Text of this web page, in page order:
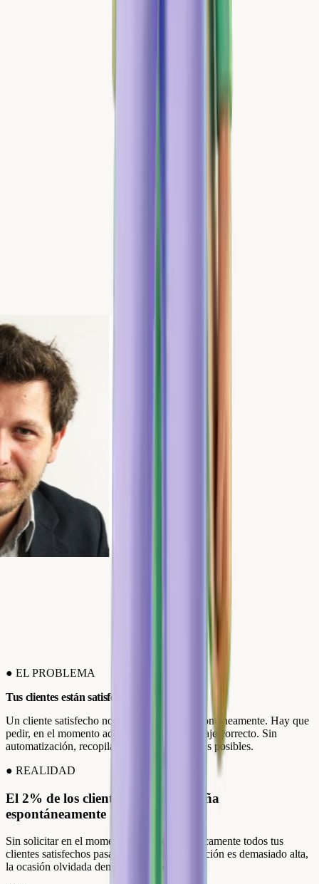
● EL PROBLEMA
Tus clientes están satisfechos. No lo dicen.
Un cliente satisfecho no deja una reseña espontáneamente. Hay que
pedir, en el momento adecuado, con el mensaje correcto. Sin
automatización, recopilas el 2% de las reseñas posibles.
● REALIDAD
El 2% de los clientes deja una reseña
espontáneamente
Sin solicitar en el momento adecuado, prácticamente todos tus
clientes satisfechos pasan a otra cosa. La fricción es demasiado alta,
la ocasión olvidada demasiado rápido.